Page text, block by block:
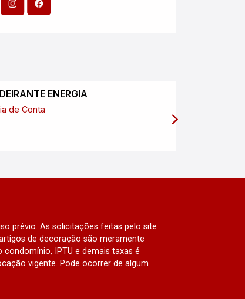
ENERGIA
de Conta
prévio. As solicitações feitas pelo site
de decoração são meramente
IPTU e demais taxas é
vigente. Pode ocorrer de algum